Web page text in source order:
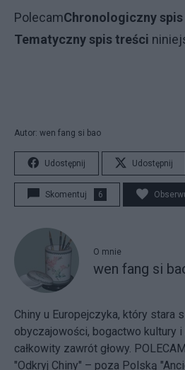
PolecamChronologiczny
Tematyczny spis treści
Autor: wen fang si bao
Udostępnij Udostępnij
Skomentuj 6
O mnie
wen fang si
Chiny u Europejczyka, który stara
obyczajowości, bogactwo kultury i
całkowity zawrót głowy.
"Odkryj Chiny" – poza Polską